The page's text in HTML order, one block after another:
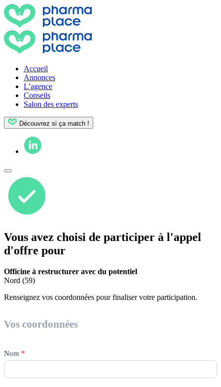
Accueil
Annonces
L’agence
Conseils
Salon des experts
Découvrez si ça match !
Vous avez choisi de participer à l'appel
d'offre pour
Officine à restructurer avec du potentiel
Nord (59)
Renseignez vos coordonnées pour finaliser votre participation.
d'offres
Vos coordonnées
Nom *